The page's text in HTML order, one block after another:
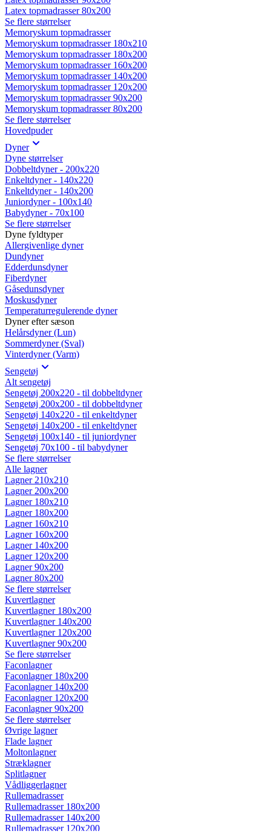
Latex topmadrasser 80x200
Se flere størrelser
Memoryskum topmadrasser
Memoryskum topmadrasser 180x210
Memoryskum topmadrasser 180x200
Memoryskum topmadrasser 160x200
Memoryskum topmadrasser 140x200
Memoryskum topmadrasser 120x200
Memoryskum topmadrasser 90x200
Memoryskum topmadrasser 80x200
Se flere størrelser
Hovedpuder
Dyner
Dyne størrelser
Dobbeltdyner - 200x220
Enkeltdyner - 140x220
Enkeltdyner - 140x200
Juniordyner - 100x140
Babydyner - 70x100
Se flere størrelser
Dyne fyldtyper
Allergivenlige dyner
Dundyner
Edderdunsdyner
Fiberdyner
Gåsedunsdyner
Moskusdyner
Temperaturregulerende dyner
Dyner efter sæson
Helårsdyner (Lun)
Sommerdyner (Sval)
Vinterdyner (Varm)
Sengetøj
Alt sengetøj
Sengetøj 200x220 - til dobbeltdyner
Sengetøj 200x200 - til dobbeltdyner
Sengetøj 140x220 - til enkeltdyner
Sengetøj 140x200 - til enkeltdyner
Sengetøj 100x140 - til juniordyner
Sengetøj 70x100 - til babydyner
Se flere størrelser
Alle lagner
Lagner 210x210
Lagner 200x200
Lagner 180x210
Lagner 180x200
Lagner 160x210
Lagner 160x200
Lagner 140x200
Lagner 120x200
Lagner 90x200
Lagner 80x200
Se flere størrelser
Kuvertlagner
Kuvertlagner 180x200
Kuvertlagner 140x200
Kuvertlagner 120x200
Kuvertlagner 90x200
Se flere størrelser
Faconlagner
Faconlagner 180x200
Faconlagner 140x200
Faconlagner 120x200
Faconlagner 90x200
Se flere størrelser
Øvrige lagner
Flade lagner
Moltonlagner
Stræklagner
Splitlagner
Vådliggerlagner
Rullemadrasser
Rullemadrasser 180x200
Rullemadrasser 140x200
Rullemadrasser 120x200